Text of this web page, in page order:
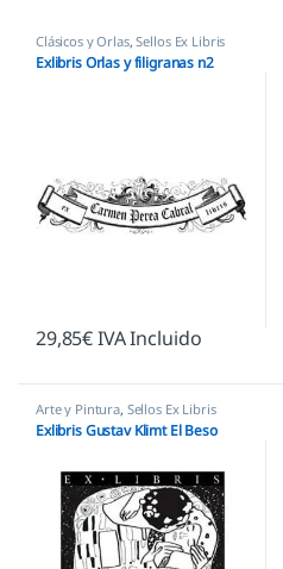
Clásicos y Orlas,Sellos Ex Libris
Exlibris Orlas y filigranas n2
29,85€IVA Incluido
Arte y Pintura, Sellos Ex Libris
Exlibris Gustav Klimt El Beso